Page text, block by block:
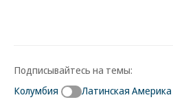
Подписывайтесь на темы:
Колумбия
Латинская Америка